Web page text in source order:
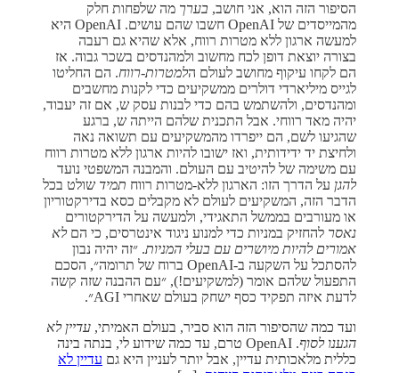
הסיפור הזה הוא, אני חושב, בערך מה שלפחות חלק
מהמייסדים של OpenAI חשבו שהם עושים. OpenAI היא
למעשה ארגון ללא מטרות רווח, אלא שהיא גם רעבה
בצורה יוצאת דופן לכח מחשוב ולמהנדסים בשכר גבוה. אז
הם לקחו עיקוף מחושב לעולם הלמטרות-רווח. הם החליטו
לגייס מיליארדי דולרים ממשקיעים כדי לקנות מחשבים
ומהנדסים, ולהשתמש בהם כדי לבנות עסק ש, אם זה יעבוד,
יהיה מאד רווחי. אבל התכנית שלהם הייתה ש, ברגע
שהגיעו לשם, הם ייפרדו מהמשקיעים עם תשואה נאה
ולחיצת יד ידידותית, ואז ישובו להיות ארגון ללא מטרות רווח
עם משימה של להיטיב עם העולם. והמבנה המשפטי נועד
להגן על הדרך הזו: הארגון ללא-מטרות רווח תמיד שולט בכל
הדבר הזה, המשקיעים לעולם לא מקבלים כסא בדירקטוריון
או מעורבים בממשל התאגידי, ולמעשה על הדירקטורים
נאסר להחזיק במניות כדי למנוע ניגוד אינטרסים, כי הםלא
אמורים להיות מיושרים עם בעלי המניות. ״זה יהיה נבון
להסתכל על השקעה ב-OpenAI ברוח של תרומה״, הסכם
התפעול שלהם אומר (למשקיעים!), ״עם ההבנה שזה קשה
לדעת איזה תפקיד כסף ישחק בעולם שאחרי AGI״.
ועד כמה שהסיפור הזה הוא סביר, בעולם האמיתי, עדיין לא
הגענו לסוף
. OpenAI טרם, עד כמה שידוע לי, בנתה בינה
כללית מלאכותית עדיין, אבל יותר לעניין היא גם עדיין לא